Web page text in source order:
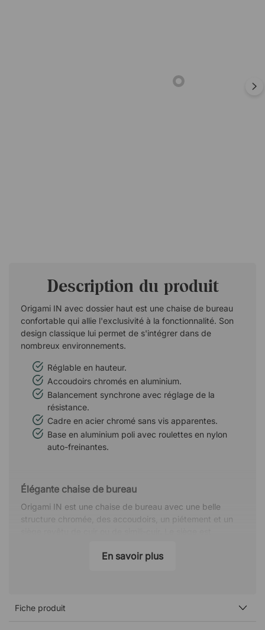
Description du produit
Origami IN avec dossier haut est une chaise de bureau
confortable qui allie l'exclusivité à la fonctionnalité. Son
design classique lui permet de s'intégrer dans de
nombreux environnements.
Réglable en hauteur.
Accoudoirs chromés en aluminium.
Balancement synchrone avec réglage de la
résistance.
Cadre en acier chromé sans vis apparentes.
Base en aluminium poli avec roulettes en nylon
auto-freinantes.
Élégante chaise de bureau
Origami IN est une chaise de bureau avec une belle
structure chromée, des accoudoirs, un piétement et un
horizontales, ce qui renforce l'expression élégante de la
La chaise est équipée d'un confortable balancement
En savoir plus
Fiche produit